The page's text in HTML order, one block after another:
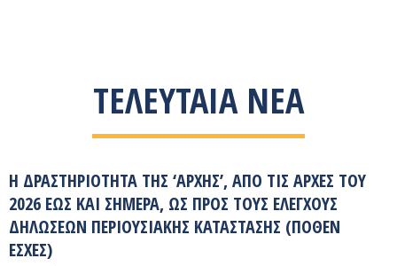
ΤΕΛΕΥΤΑΊΑ ΝΈΑ
Η ΔΡΑΣΤΗΡΙΌΤΗΤΑ ΤΗΣ ‘ΑΡΧΉΣ’, ΑΠΌ ΤΙΣ ΑΡΧΈΣ ΤΟΥ
2026 ΈΩΣ ΚΑΙ ΣΉΜΕΡΑ, ΩΣ ΠΡΟΣ ΤΟΥΣ ΕΛΈΓΧΟΥΣ
ΔΗΛΏΣΕΩΝ ΠΕΡΙΟΥΣΙΑΚΉΣ ΚΑΤΆΣΤΑΣΗΣ (ΠΌΘΕΝ
ΈΣΧΕΣ)